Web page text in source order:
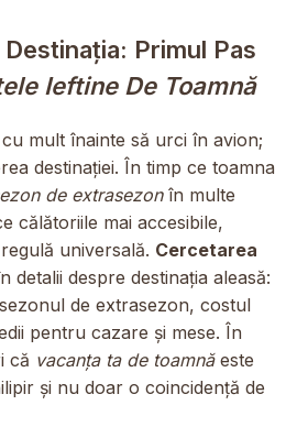
Primul Pas
Ieftine De Toamnă
mult înainte să urci în avion;
destinației. În timp ce toamna
de extrasezonîn multe
călătoriile mai accesibile,
universală. Cercetarea
detalii despre destinația aleasă:
de extrasezon, costul
pentru cazare și mese. În
că vacanța ta de toamnăeste
și nu doar o coincidență de